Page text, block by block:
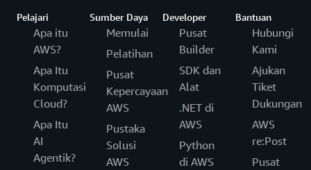
Pelajari
Apa itu
AWS?
Apa Itu
Komputasi
Cloud?
Apa Itu
AI
Agentik?
Sumber Daya
Memulai
Pelatihan
Pusat
Kepercayaan
AWS
Pustaka
Solusi
AWS
Developer
Pusat
Builder
SDK dan
Alat
.NET di
AWS
Python
di AWS
Bantuan
Hubungi
Kami
Ajukan
Tiket
Dukungan
AWS
re:Post
Pusat